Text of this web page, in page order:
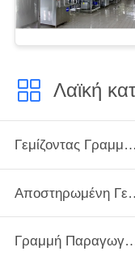
Λαϊκή
Γεμίζοντας Γραμμή Γάλακτος
Γραμμή Παραγωγής